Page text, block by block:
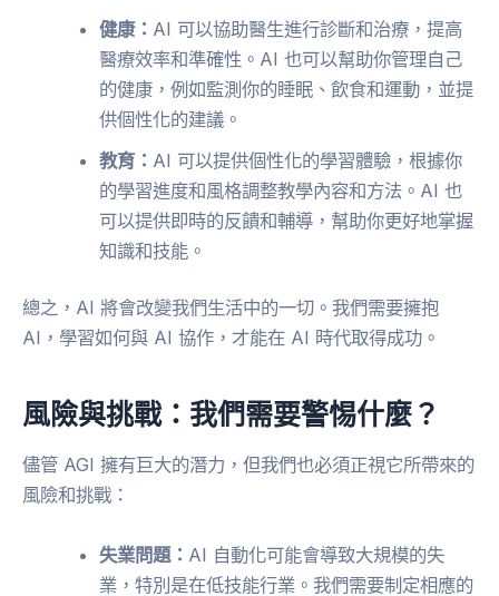
健康： AI 可以協助醫生進行診斷和治療，提高
醫療效率和準確性。AI 也可以幫助你管理自己
的健康，例如監測你的睡眠、飲食和運動，並提
供個性化的建議。
教育： AI 可以提供個性化的學習體驗，根據你
的學習進度和風格調整教學內容和方法。AI 也
可以提供即時的反饋和輔導，幫助你更好地掌握
知識和技能。
總之，AI 將會改變我們生活中的一切。我們需要擁抱
AI，學習如何與 AI 協作，才能在 AI 時代取得成功。
風險與挑戰：我們需要警惕什麼？
儘管 AGI 擁有巨大的潛力，但我們也必須正視它所帶來的
風險和挑戰：
失業問題： AI 自動化可能會導致大規模的失
業，特別是在低技能行業。我們需要制定相應的